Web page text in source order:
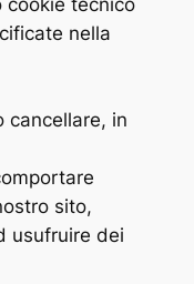
nella
cancellare, in
sito,
usufruire dei